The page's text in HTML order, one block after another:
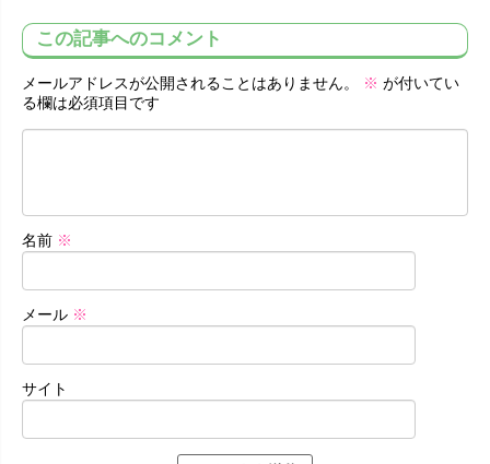
この記事へのコメント
メールアドレスが公開されることはありません。 ※ が付いてい
る欄は必須項目です
名前 ※
メール ※
サイト